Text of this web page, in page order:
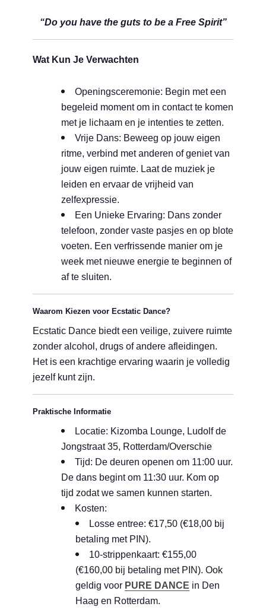
“Do you have the guts to be a Free Spirit”
Wat Kun Je Verwachten
Openingsceremonie: Begin met een
begeleid moment om in contact te komen
met je lichaam en je intenties te zetten.
Vrije Dans: Beweeg op jouw eigen
ritme, verbind met anderen of geniet van
jouw eigen ruimte. Laat de muziek je
leiden en ervaar de vrijheid van
zelfexpressie.
Een Unieke Ervaring: Dans zonder
telefoon, zonder vaste pasjes en op blote
voeten. Een verfrissende manier om je
week met nieuwe energie te beginnen of
af te sluiten.
Waarom Kiezen voor Ecstatic Dance?
Ecstatic Dance biedt een veilige, zuivere ruimte
zonder alcohol, drugs of andere afleidingen.
Het is een krachtige ervaring waarin je volledig
jezelf kunt zijn.
Praktische Informatie
Locatie: Kizomba Lounge, Ludolf de
Jongstraat 35, Rotterdam/Overschie
Tijd: De deuren openen om 11:00 uur.
De dans begint om 11:30 uur. Kom op
tijd zodat we samen kunnen starten.
Kosten:
Losse entree: €17,50 (€18,00 bij
betaling met PIN).
10-strippenkaart: €155,00
(€160,00 bij betaling met PIN). Ook
geldig voor PURE DANCE in Den
Haag en Rotterdam.